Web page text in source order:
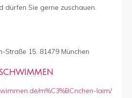
dürfen Sie gerne zuschauen.
Straße 15, 81479 München
m%C3%BCnchen-laim/